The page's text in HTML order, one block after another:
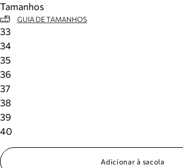
Tamanhos
GUIA DE TAMANHOS
33
34
35
36
37
38
39
40
Adicionar à sacola